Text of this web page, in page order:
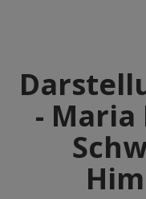
- Maria